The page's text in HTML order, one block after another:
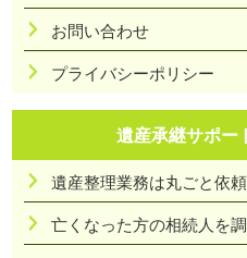
お問い合わせ
プライバシーポリシー
遺産承継サポー
遺産整理業務は丸ごと依
亡くなった方の相続人を